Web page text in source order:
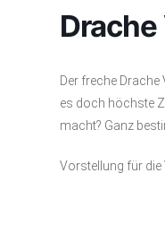
Der freche
es doch höchste
macht? Ganz
Vorstellung für